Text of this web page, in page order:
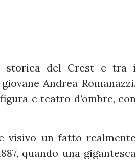
storica del Crest e tra i
Andrea Romanazzi.
e teatro d’ombre, con
visivo un fatto realmente
quando una gigantesca